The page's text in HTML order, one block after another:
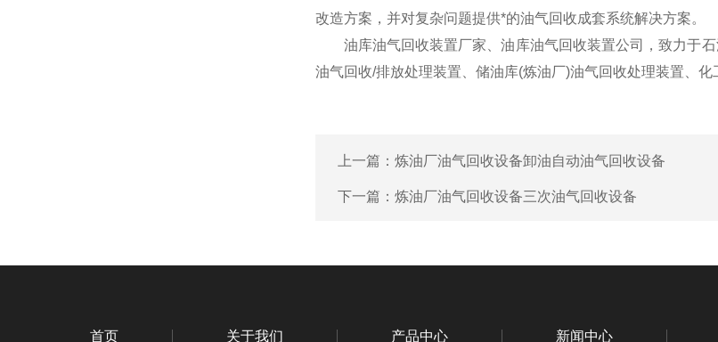
改造方案，并对复杂问题提供*的油气回收成套系统解决方案。
油库油气回收装置厂家、油库油气回收装置公司，致力于
油气回收/排放处理装置、储油库(炼油厂)油气回收处理装置、化
上一篇： 炼油厂油气回收设备卸油自动油气回收设备
下一篇： 炼油厂油气回收设备三次油气回收设备
首页 关于我们 产品中心 新闻中心